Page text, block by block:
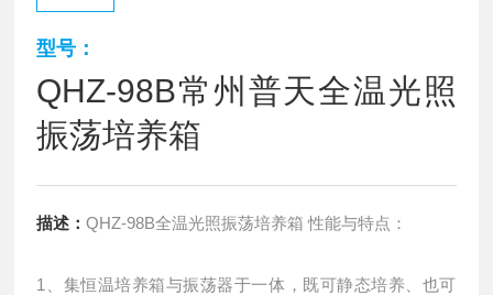
型号：
QHZ-98B常州普天全温光照
振荡培养箱
描述：QHZ-98B全温光照振荡培养箱 性能与特点：
1、集恒温培养箱与振荡器于一体，既可静态培养、也可